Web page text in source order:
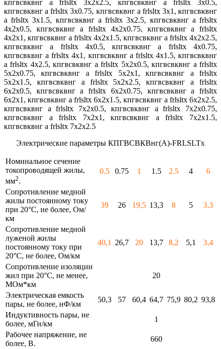
кпгвсвквнг а frlsltx 3х2х2.5, кпгвсвквнг а frlsltx 3х0.5,
кпгвсвквнг а frlsltx 3х0.75, кпгвсвквнг а frlsltx 3х1, кпгвсвквнг
а frlsltx 3х1.5, кпгвсвквнг а frlsltx 3х2.5, кпгвсвквнг а frlsltx
4х2х0.5, кпгвсвквнг а frlsltx 4х2х0.75, кпгвсвквнг а frlsltx
4х2х1, кпгвсвквнг а frlsltx 4х2х1.5, кпгвсвквнг а frlsltx 4х2х2.5,
кпгвсвквнг а frlsltx 4х0.5, кпгвсвквнг а frlsltx 4х0.75,
кпгвсвквнг а frlsltx 4х1, кпгвсвквнг а frlsltx 4х1.5, кпгвсвквнг
а frlsltx 4х2.5, кпгвсвквнг а frlsltx 5х2х0.5, кпгвсвквнг а frlsltx
5х2х0.75, кпгвсвквнг а frlsltx 5х2х1, кпгвсвквнг а frlsltx
5х2х1.5, кпгвсвквнг а frlsltx 5х2х2.5, кпгвсвквнг а frlsltx
6х2х0.5, кпгвсвквнг а frlsltx 6х2х0.75, кпгвсвквнг а frlsltx
6х2х1, кпгвсвквнг а frlsltx 6х2х1.5, кпгвсвквнг а frlsltx 6х2х2.5,
кпгвсвквнг а frlsltx 7х2х0.5, кпгвсвквнг а frlsltx 7х2х0.75,
кпгвсвквнг а frlsltx 7х2х1, кпгвсвквнг а frlsltx 7х2х1.5,
кпгвсвквнг а frlsltx 7х2х2.5
Электрические параметры КПГВСВКВнг(А)-FRLSLTx
Номинальное сечение
токопроводящей жилы,
мм2.
0.5 0.75 1 1.5 2.5 4 6
Сопротивление медной
жилы постоянному току
при 20°С, не более, Ом/
км
39 26 19,5 13,3 8 5 3,3
Сопротивление медной
луженой жилы
постоянному току при
20°С, не более, Ом/км
40,1 26,7 20 13,7 8,2 5,1 3,4
Сопротивление изоляции
жил при 20°С, не менее,
МОм*км
20
Электрическая емкость
пары, не более, нФ/км
50,3 57 60,4 64,7 75,9 80,2 93,8
Индуктивность пары, не
более, мГн/км
1
Рабочее напряжение, не
более, В.
660